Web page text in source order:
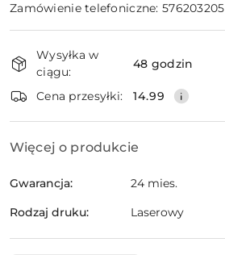
Zamówienie telefoniczne: 576203205
i
dostawa
Wysyłka w
ciągu:
48 godzin
Cena przesyłki: 14.99
Więcej o produkcie
Gwarancja:
24 mies.
Rodzaj druku:
Laserowy